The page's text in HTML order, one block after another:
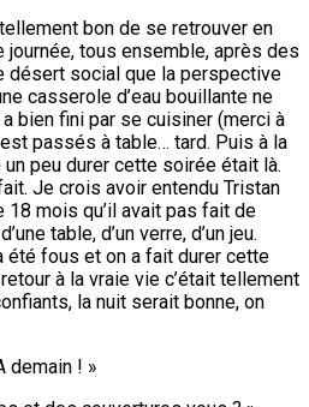
bon de se retrouver en
tous ensemble, après des
désert social que la perspective
casserole d’eau bouillante ne
bien fini par se cuisiner (merci à
passés à table… tard. Puis à la
peu durer cette soirée était là.
Je crois avoir entendu Tristan
mois qu’il avait pas fait de
table, d’un verre, d’un jeu.
été fous et on a fait durer cette
à la vraie vie c’était tellement
la nuit serait bonne, on
demain ! »